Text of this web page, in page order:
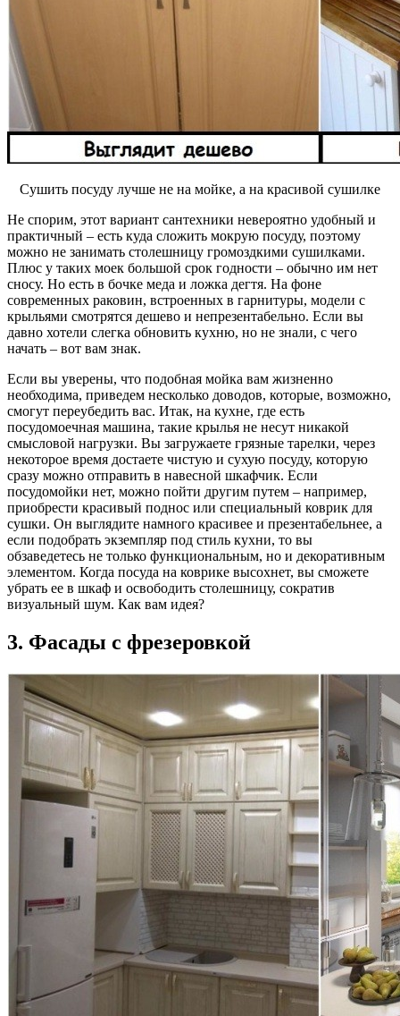
Сушить посуду лучше не на мойке, а на красивой сушилке
Не спорим, этот вариант сантехники невероятно удобный и
практичный – есть куда сложить мокрую посуду, поэтому
можно не занимать столешницу громоздкими сушилками.
Плюс у таких моек большой срок годности – обычно им нет
сносу. Но есть в бочке меда и ложка дегтя. На фоне
современных раковин, встроенных в гарнитуры, модели с
крыльями смотрятся дешево и непрезентабельно. Если вы
давно хотели слегка обновить кухню, но не знали, с чего
начать – вот вам знак.
Если вы уверены, что подобная мойка вам жизненно
необходима, приведем несколько доводов, которые, возможно,
смогут переубедить вас. Итак, на кухне, где есть
посудомоечная машина, такие крылья не несут никакой
смысловой нагрузки. Вы загружаете грязные тарелки, через
некоторое время достаете чистую и сухую посуду, которую
сразу можно отправить в навесной шкафчик. Если
посудомойки нет, можно пойти другим путем – например,
приобрести красивый поднос или специальный коврик для
сушки. Он выглядите намного красивее и презентабельнее, а
если подобрать экземпляр под стиль кухни, то вы
обзаведетесь не только функциональным, но и декоративным
элементом. Когда посуда на коврике высохнет, вы сможете
убрать ее в шкаф и освободить столешницу, сократив
визуальный шум. Как вам идея?
3. Фасады с фрезеровкой